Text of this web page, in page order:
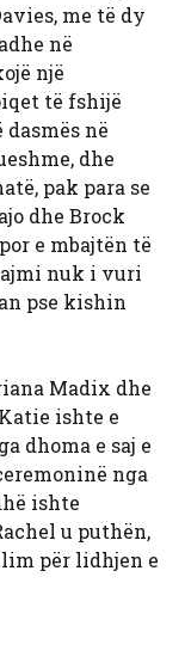
me të dy
në
një
të fshijë
në
dhe
pak para se
dhe Brock
e mbajtën të
nuk i vuri
pse kishin
Madix dhe
ishte e
dhoma e saj e
nga
ishte
u puthën,
për lidhjen e